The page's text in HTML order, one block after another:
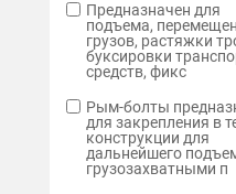
Предназначен для
подъема,
грузов, растяжки
буксировки
средств, фикс
Рым-болты
для закрепления в
конструкции для
дальнейшего
грузозахватными п